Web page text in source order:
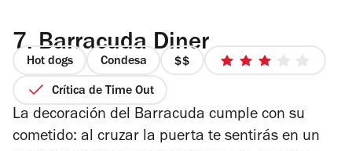
7. Barracuda Diner
Hot dogs Condesa
precio
de
3
Crítica de Time Out
La decoración del Barracuda cumple con su
cometido: al cruzar la puerta te sentirás en un